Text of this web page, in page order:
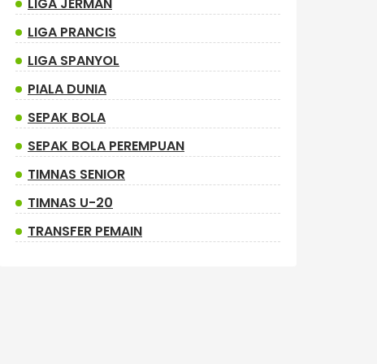
LIGA PRANCIS
LIGA SPANYOL
PIALA DUNIA
SEPAK BOLA
SEPAK BOLA PEREMPUAN
TIMNAS SENIOR
TIMNAS U-20
TRANSFER PEMAIN